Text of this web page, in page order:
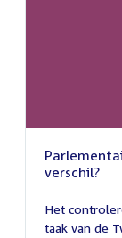
verschil?
juli
2026
Het
taak van de